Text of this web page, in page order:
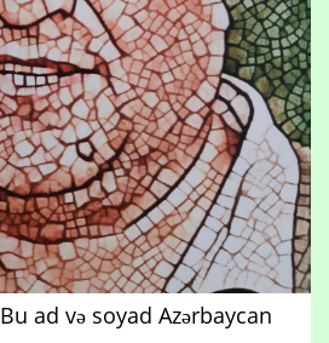
Bu ad və soyad Azərbaycan